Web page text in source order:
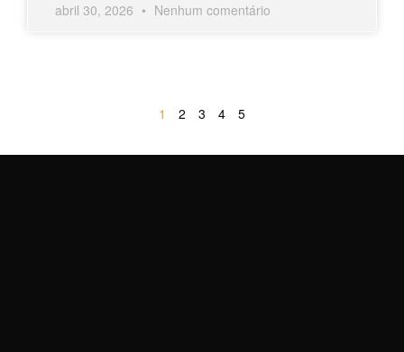
abril 30, 2026 Nenhum comentário
1 2 3 4 5